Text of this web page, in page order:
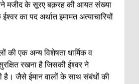
मजीद के सूरए बक़रह की आयत संख्या
का पद अर्थात इमामत अत्याचारियों
की एक अन्य विशेषता धार्मिक व
रखना है जिसकी ईश्वर ने
है। जैसे ईमान वालों के साथ संबंधों की